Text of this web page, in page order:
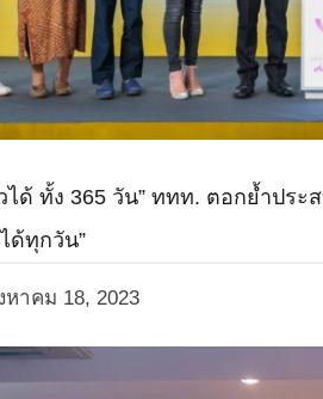
ได้ ทั้ง 365 วัน” ททท. ตอกย้ำปร
ด้ทุกวัน”
หาคม 18, 2023